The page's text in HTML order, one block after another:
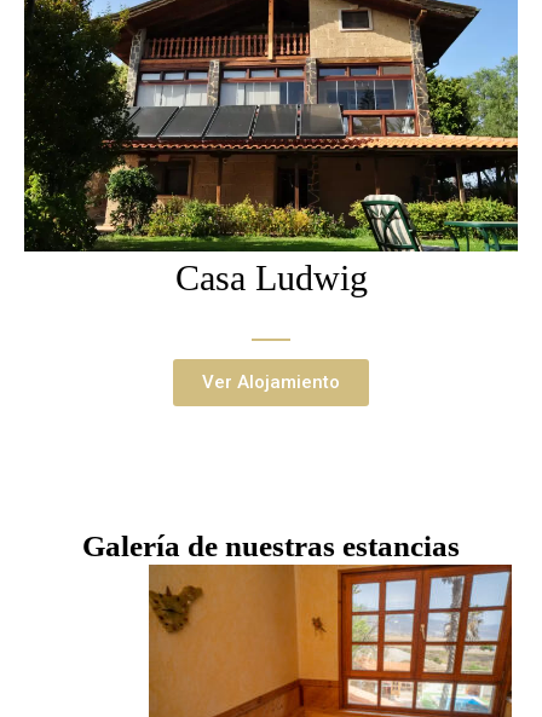
Casa Ludwig
Ver Alojamiento
Galería de nuestras estancias